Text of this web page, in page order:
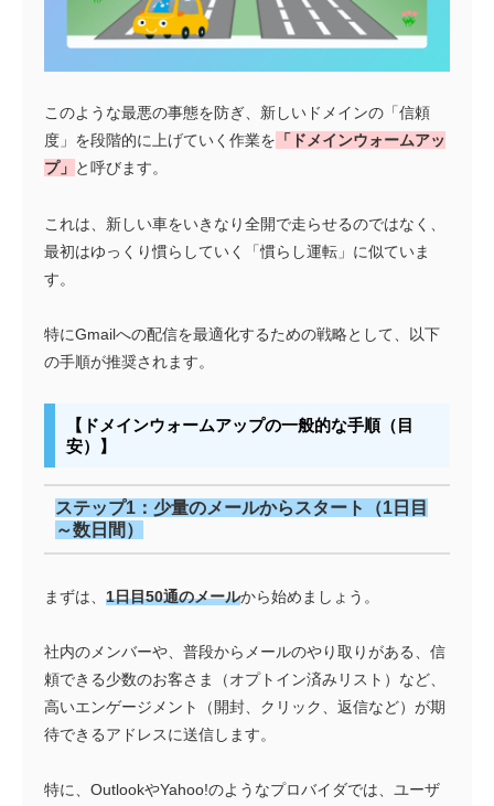
このような最悪の事態を防ぎ、新しいドメインの「信頼
度」を段階的に上げていく作業を 「ドメインウォームアッ
プ」 と呼びます。
これは、新しい車をいきなり全開で走らせるのではなく、
最初はゆっくり慣らしていく「慣らし運転」に似ていま
す。
特にGmailへの配信を最適化するための戦略として、以下
の手順が推奨されます。
【ドメインウォームアップの一般的な手順（目
安）】
ステップ1：少量のメールからスタート（1日目
～数日間）
まずは、 1日目50通のメールから始めましょう。
社内のメンバーや、普段からメールのやり取りがある、信
頼できる少数のお客さま（オプトイン済みリスト）など、
高いエンゲージメント（開封、クリック、返信など）が期
待できるアドレスに送信します。
特に、OutlookやYahoo!のようなプロバイダでは、ユーザ